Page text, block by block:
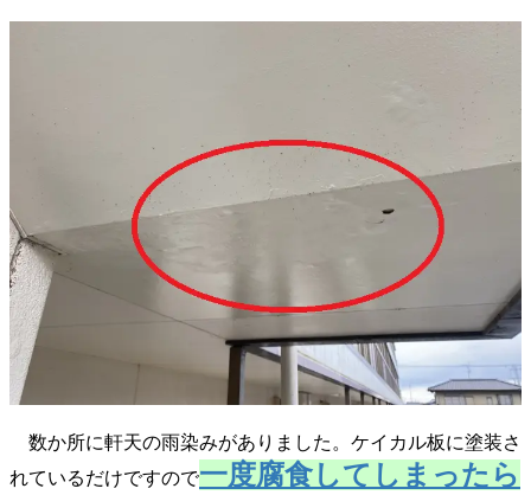
数か所に軒天の雨染みがありました。ケイカル板に塗装さ
れているだけですので一度腐食してしまったら